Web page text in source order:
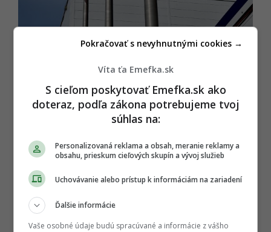
Anchorage
Tak čo, potrápili ťa hlavné mestá
Spojených štátov amerických?
Tak ako to nakoniec dopadlo? Svieti ti na konte
Víta ťa Emefka.sk
S cieľom poskytovať Emefka.sk ako
doteraz, podľa zákona potrebujeme tvoj
súhlas na:
Personalizovaná reklama a obsah, meranie reklamy a
obsahu, prieskum cieľových skupín a vývoj služieb
Uchovávanie alebo prístup k informáciám na zariadení
Ďalšie informácie
Vaše osobné údaje budú spracúvané a informácie z vášho
Pokračovať s nevyhnutnými cookies →